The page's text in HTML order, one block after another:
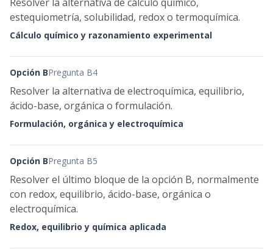
estequiometría, solubilidad, redox o termoquímica.
Cálculo químico y razonamiento experimental
Opción BPregunta B4
Resolver la alternativa de electroquímica, equilibrio,
ácido-base, orgánica o formulación.
Formulación, orgánica y electroquímica
Opción BPregunta B5
Resolver el último bloque de la opción B, normalmente
con redox, equilibrio, ácido-base, orgánica o
electroquímica.
Redox, equilibrio y química aplicada